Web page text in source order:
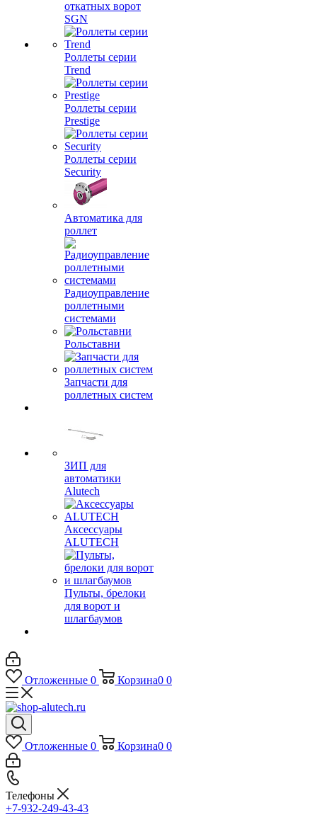
откатных ворот
SGN
Роллеты серии
Trend
Роллеты серии
Prestige
Роллеты серии
Security
Автоматика для
роллет
Радиоуправление
роллетными
системами
Рольставни
Запчасти для
роллетных систем
ЗИП для
автоматики
Alutech
Аксессуары
ALUTECH
Пульты, брелоки
для ворот и
шлагбаумов
Отложенные 0 Корзина0 0
Отложенные 0 Корзина0 0
Телефоны
+7-932-249-43-43